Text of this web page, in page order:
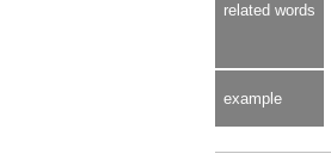
related words
example